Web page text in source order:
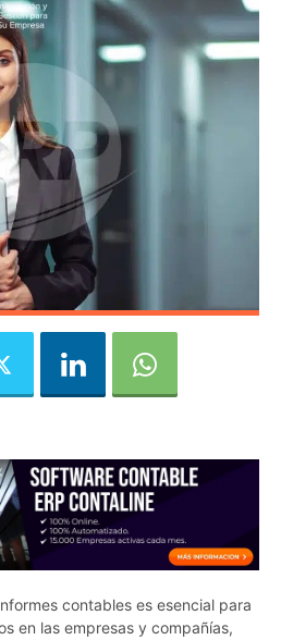
contables es esencial para
en las empresas y compañías,